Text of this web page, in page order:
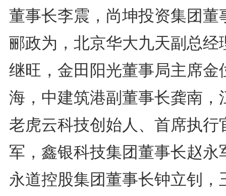
董事长李震，尚坤投资集团董
郦政为，北京华大九天副总经
继旺，金田阳光董事局主席金
海，中建筑港副董事长龚南，
老虎云科技创始人、首席执行
军，鑫银科技集团董事长赵永
永道控股集团董事长钟立钊，